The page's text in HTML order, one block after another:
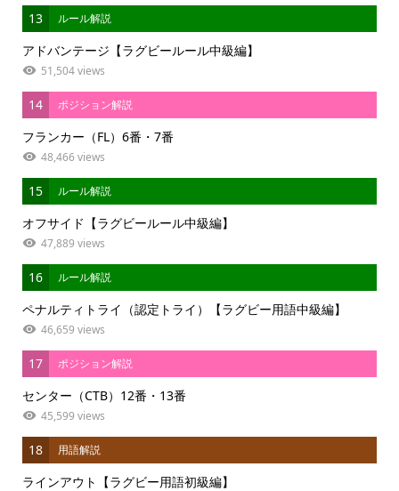
13 ルール解説
アドバンテージ【ラグビールール中級編】
51,504 views
14 ポジション解説
フランカー（FL）6番・7番
48,466 views
15 ルール解説
オフサイド【ラグビールール中級編】
47,889 views
16 ルール解説
ペナルティトライ（認定トライ）【ラグビー用語中級編】
46,659 views
17 ポジション解説
センター（CTB）12番・13番
45,599 views
18 用語解説
ラインアウト【ラグビー用語初級編】